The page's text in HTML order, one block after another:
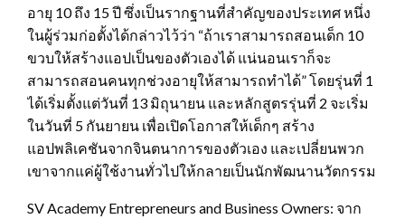
อายุ 10 ถึง 15 ปี ซึ่งเป็นรากฐานที่สำคัญของประเทศ หนึ่ง
ในผู้ร่วมก่อตั้งได้กล่าวไว้ว่า “ถ้าเราสามารถสอนเด็ก 10
ขวบให้สร้างแอปเป็นของตัวเองได้ แน่นอนเราก็จะ
สามารถสอนคนทุกช่วงอายุให้สามารถทำได้” โดยรุ่นที่ 1
ได้เริ่มตั้งแต่วันที่ 13 มิถุนายน และหลักสูตรรุ่นที่ 2 จะเริ่ม
ในวันที่ 5 กันยายน เพื่อเปิดโอกาสให้เด็กๆ สร้าง
แอปพลิเคชันจากจินตนาการของตัวเอง และเปลี่ยนพวก
เขาจากแค่ผู้ใช้งานทั่วไปให้กลายเป็นนักพัฒนานวัตกรรม
SV Academy Entrepreneurs and Business Owners: จาก